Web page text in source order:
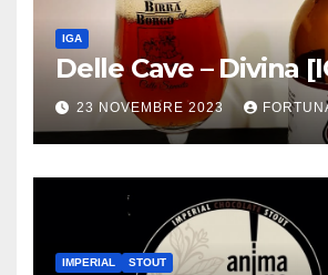
IGA
Delle Cave – Divina
23 NOVEMBRE 2023
IMPERIAL STOUT